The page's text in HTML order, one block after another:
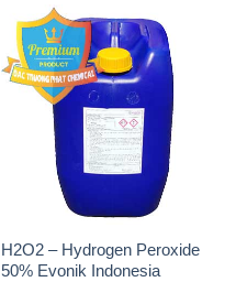
H2O2 – Hydrogen Peroxide
50% Evonik Indonesia